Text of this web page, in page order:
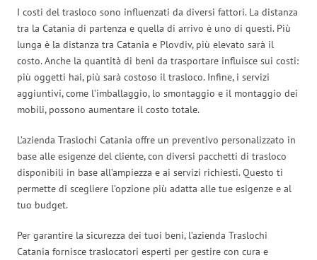
I costi del trasloco sono influenzati da diversi fattori. La distanza
tra la Catania di partenza e quella di arrivo è uno di questi. Più
lunga è la distanza tra Catania e Plovdiv, più elevato sarà il
costo. Anche la quantità di beni da trasportare influisce sui costi:
più oggetti hai, più sarà costoso il trasloco. Infine, i servizi
aggiuntivi, come l’imballaggio, lo smontaggio e il montaggio dei
mobili, possono aumentare il costo totale.
L’azienda Traslochi Catania offre un preventivo personalizzato in
base alle esigenze del cliente, con diversi pacchetti di trasloco
disponibili in base all’ampiezza e ai servizi richiesti. Questo ti
permette di scegliere l’opzione più adatta alle tue esigenze e al
tuo budget.
Per garantire la sicurezza dei tuoi beni, l’azienda Traslochi
Catania fornisce traslocatori esperti per gestire con cura e